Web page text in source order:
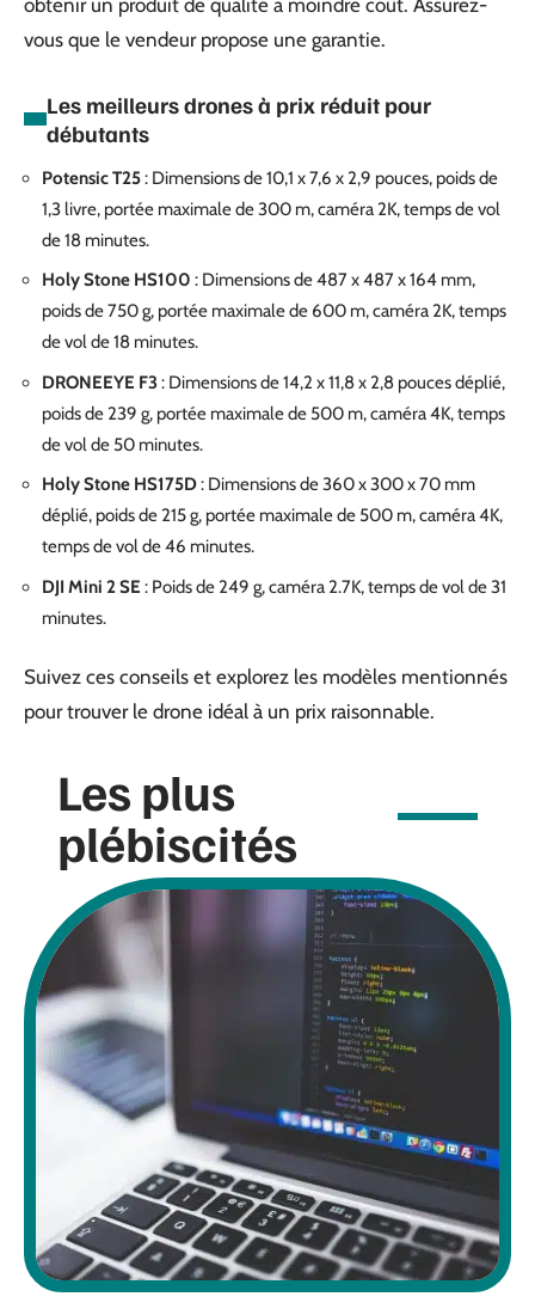
vous que le vendeur propose une garantie.
Les meilleurs drones à prix réduit pour
débutants
Potensic T25: Dimensions de 10,1 x 7,6 x 2,9 pouces, poids de
1,3 livre, portée maximale de 300 m, caméra 2K, temps de vol
de 18 minutes.
Holy Stone HS100 : Dimensions de 487 x 487 x 164 mm,
poids de 750 g, portée maximale de 600 m, caméra 2K, temps
de vol de 18 minutes.
DRONEEYE F3: Dimensions de 14,2 x 11,8 x 2,8 pouces déplié,
poids de 239 g, portée maximale de 500 m, caméra 4K, temps
de vol de 50 minutes.
Holy Stone HS175D: Dimensions de 360 x 300 x 70 mm
déplié, poids de 215 g, portée maximale de 500 m, caméra 4K,
temps de vol de 46 minutes.
DJI Mini 2 SE : Poids de 249 g, caméra 2.7K, temps de vol de 31
minutes.
Suivez ces conseils et explorez les modèles mentionnés
pour trouver le drone idéal à un prix raisonnable.
Les plus
plébiscités